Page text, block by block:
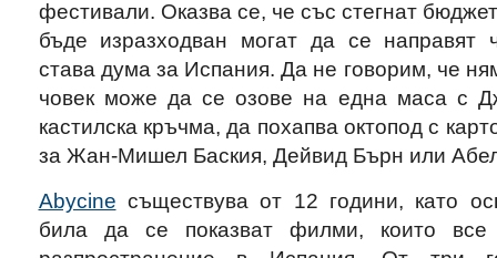
фестивали. Оказва се, че със стегнат
бъде изразходван могат да се направят
става дума за Испания. Да не говорим, че
човек може да се озове на една маса с
кастилска кръчма, да похапва октопод с
за Жан-Мишел Баския, Дейвид Бърн или
Abycine съществува от 12 години, като
била да се показват филми, които